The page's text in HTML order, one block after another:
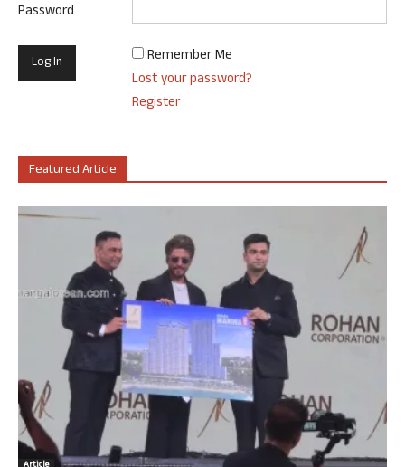
Password
Remember Me
Lost your password?
Register
Featured Article